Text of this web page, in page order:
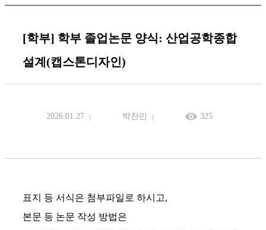
[학부] 학부 졸업논문 양식: 산업공학종합
설계(캡스톤디자인)
2026.01.27 박찬민 325
표지 등 서식은 첨부파일로 하시고,
본문 등 논문 작성 방법은